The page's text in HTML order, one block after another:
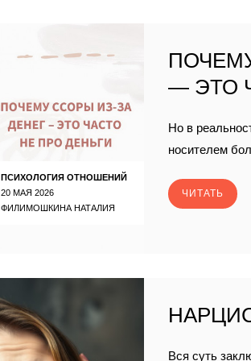
ПСИХОЛОГИЯ ОТНОШЕНИЙ
20 МАЯ 2026
ФИЛИМОШКИНА НАТАЛИЯ
— ЭТО
Но в
носителем
ЧИТАТЬ
Вся суть